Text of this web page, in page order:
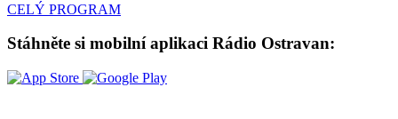
CELÝ PROGRAM
Stáhněte si mobilní aplikaci Rádio Ostravan: